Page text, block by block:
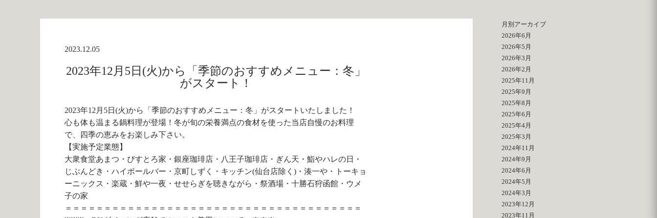
2023.12.05
2023年12月5日(火)から「季節のおすすめメニュー：冬」
がスタート！
2023年12月5日(火)から「季節のおすすめメニュー：冬」がスタートいたしました！
心も体も温まる鍋料理が登場！冬が旬の栄養満点の食材を使った当店自慢のお料理
で、四季の恵みをお楽しみ下さい。
【実施予定業態】
大衆食堂あまつ・びすとろ家・銀座珈琲店・八王子珈琲店・ぎん天・鮨やハレの日・
じぶんどき・ハイボールバー・京町しずく・キッチン(仙台店除く)・湊一や・トーキョ
ーニックス・楽蔵・鮮や一夜・せせらぎを聴きながら・祭酒場・十勝石狩函館・ウメ
子の家
＝＝＝＝＝＝＝＝＝＝＝＝＝＝＝＝＝＝＝＝＝＝＝＝＝＝＝＝＝＝＝＝＝＝＝＝＝＝
月別アーカイブ
2026年6月
2026年5月
2026年3月
2026年2月
2025年11月
2025年9月
2025年8月
2025年6月
2025年4月
2025年3月
2024年11月
2024年9月
2024年6月
2024年5月
2024年3月
2023年12月
2023年11月